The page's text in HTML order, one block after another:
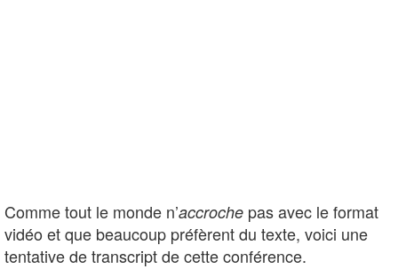
Comme tout le monde n’accroche pas avec le format
vidéo et que beaucoup préfèrent du texte, voici une
tentative de transcript de cette conférence.